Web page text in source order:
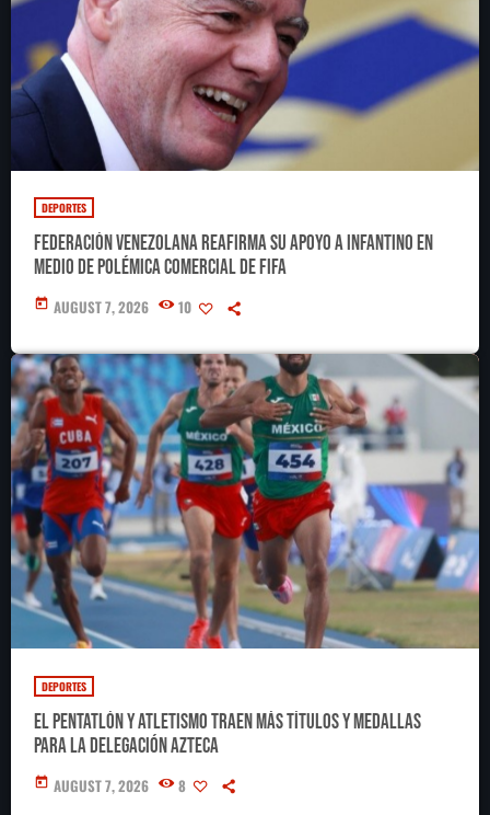
DEPORTES
Federación Venezolana reafirma su apoyo a Infantino en
medio de polémica comercial de FIFA
today AUGUST 7, 2026 10
DEPORTES
El pentatlón y atletismo traen más títulos y medallas
para la delegación azteca
today AUGUST 7, 2026 8